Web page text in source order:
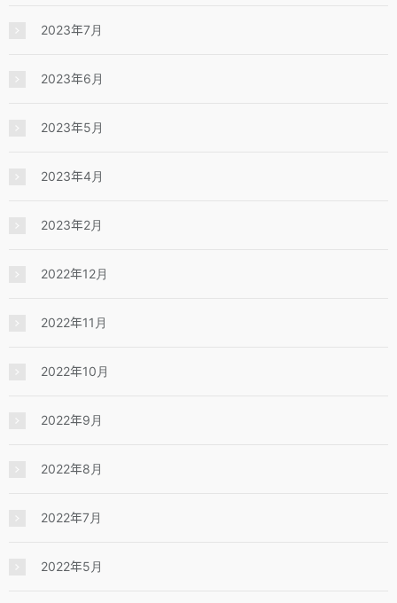
2023年7月
2023年6月
2023年5月
2023年4月
2023年2月
2022年12月
2022年11月
2022年10月
2022年9月
2022年8月
2022年7月
2022年5月